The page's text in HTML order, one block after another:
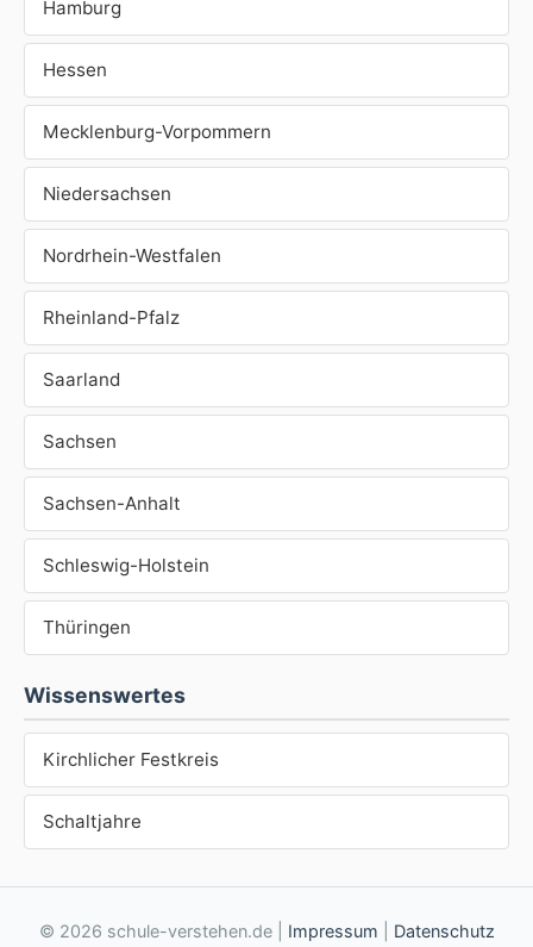
Hamburg
Hessen
Mecklenburg-Vorpommern
Niedersachsen
Nordrhein-Westfalen
Rheinland-Pfalz
Saarland
Sachsen
Sachsen-Anhalt
Schleswig-Holstein
Thüringen
Wissenswertes
Kirchlicher Festkreis
Schaltjahre
© 2026 schule-verstehen.de | Impressum Datenschutz